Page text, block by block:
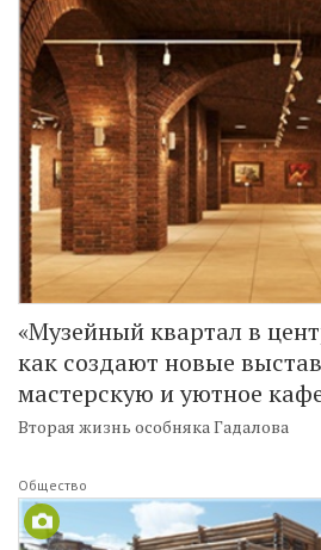
«Музейный квартал в
как создают новые
мастерскую и уютное
Вторая жизнь особняка Гадалова
Общество